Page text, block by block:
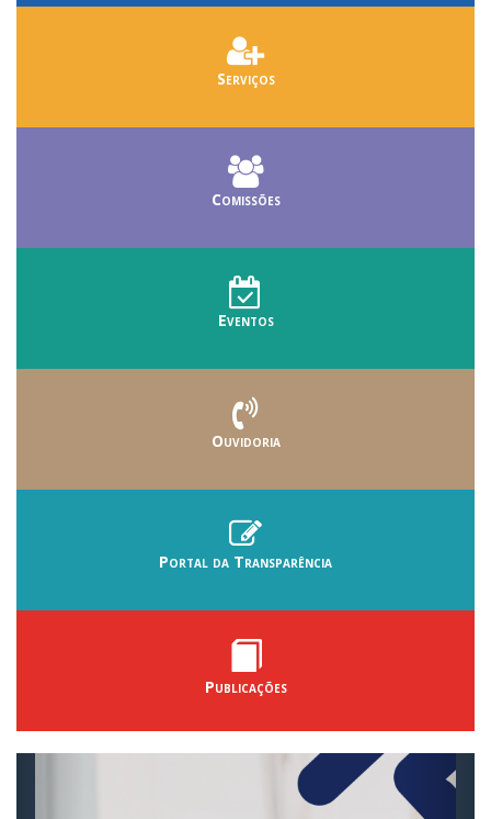
Serviços
Comissões
Eventos
Ouvidoria
Portal da Transparência
Publicações